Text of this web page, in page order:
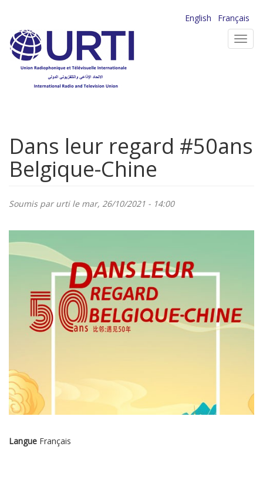
contenu
principal
English
Français
Dans leur regard #50ans
Belgique-Chine
Soumis par urtile mar, 26/10/2021 - 14:00
Langue Français